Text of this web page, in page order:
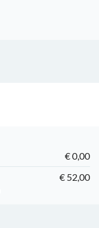
€ 0,00
€ 52,00